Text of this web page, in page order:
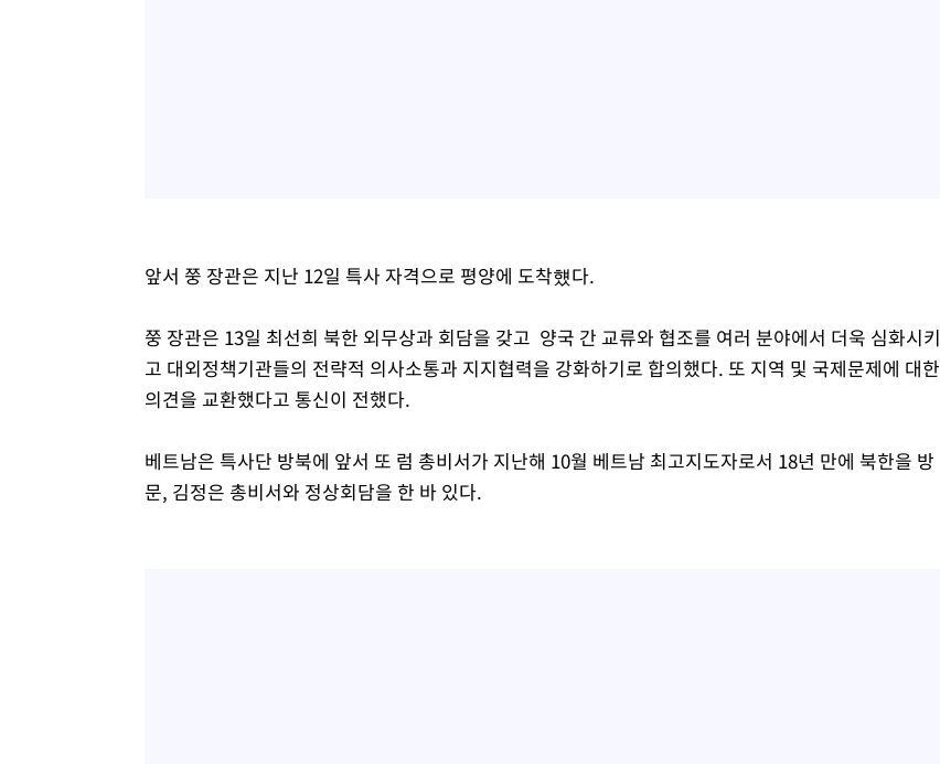
앞서 쭝 장관은 지난 12일 특사 자격으로 평양에 도착헀다.
쭝 장관은 13일 최선희 북한 외무상과 회담을 갖고 양국 간 교류와 협조를 여러 분야에서 더욱 심화시키
고 대외정책기관들의 전략적 의사소통과 지지협력을 강화하기로 합의했다. 또 지역 및 국제문제에 대한
의견을 교환했다고 통신이 전했다.
베트남은 특사단 방북에 앞서 또 럼 총비서가 지난해 10월 베트남 최고지도자로서 18년 만에 북한을 방
문, 김정은 총비서와 정상회담을 한 바 있다.